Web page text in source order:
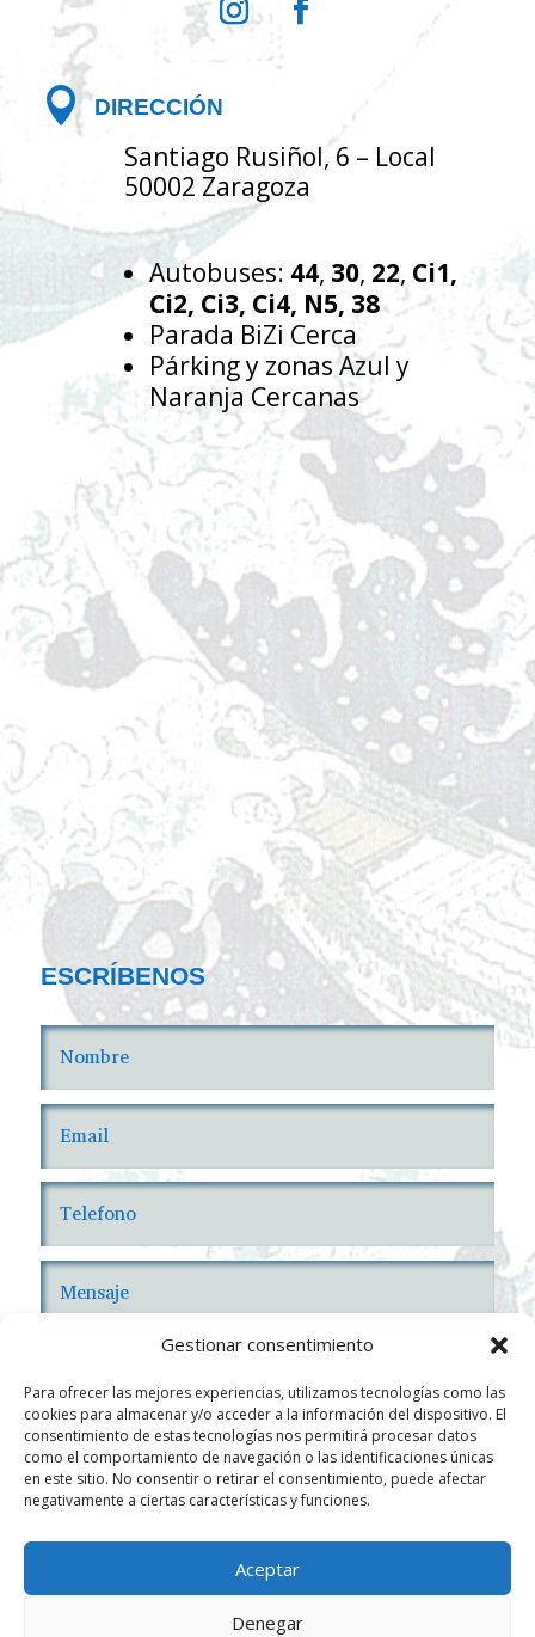
Gestionar consentimiento
Para ofrecer las mejores experiencias, utilizamos tecnologías como las
cookies para almacenar y/o acceder a la información del dispositivo. El
consentimiento de estas tecnologías nos permitirá procesar datos
como el comportamiento de navegación o las identificaciones únicas
en este sitio. No consentir o retirar el consentimiento, puede afectar
negativamente a ciertas características y funciones.
Aceptar
Denegar
 DIRECCIÓN
Santiago Rusiñol, 6 – Local
50002 Zaragoza
Autobuses: 44, 30, 22, Ci1,
Ci2, Ci3, Ci4, N5, 38
Parada BiZi Cerca
Párking y zonas Azul y
Naranja Cercanas
ESCRÍBENOS
ENVIAR
Política de Privacidad • Aviso Legal • Política de Cookies